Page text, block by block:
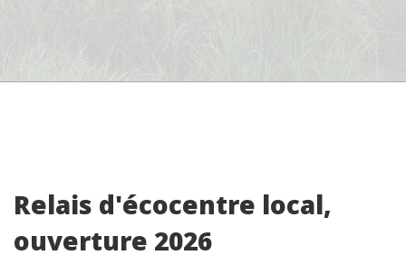
Relais d'écocentre local,
ouverture 2026